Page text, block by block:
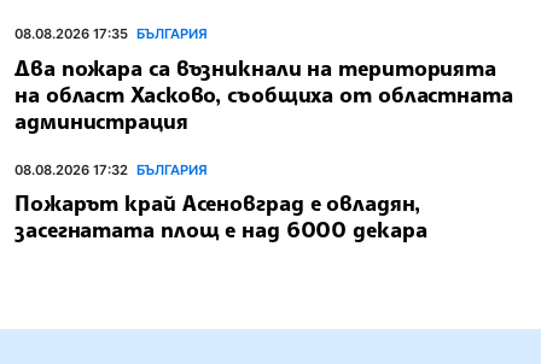
08.08.2026 17:35 БЪЛГАРИЯ
Два пожара са възникнали на територията
на област Хасково, съобщиха от областната
администрация
08.08.2026 17:32 БЪЛГАРИЯ
Пожарът край Асеновград е овладян,
засегнатата площ е над 6000 декара